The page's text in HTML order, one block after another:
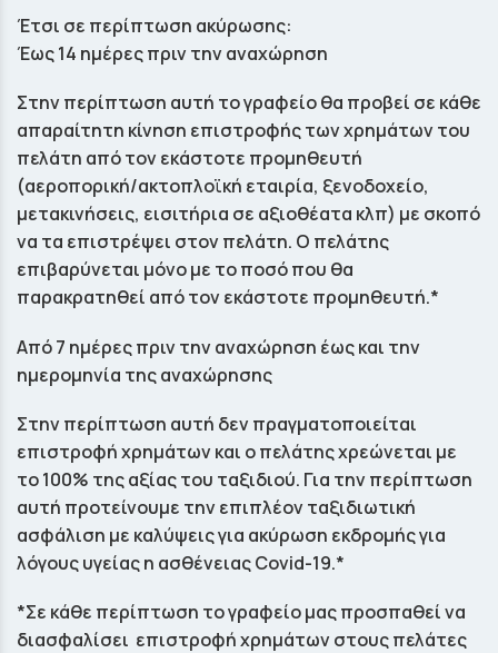
Έτσι σε περίπτωση ακύρωσης:
Έως 14 ημέρες πριν την αναχώρηση
Στην περίπτωση αυτή το γραφείο θα προβεί σε κάθε
απαραίτητη κίνηση επιστροφής των χρημάτων του
πελάτη από τον εκάστοτε προμηθευτή
(αεροπορική/ακτοπλοϊκή εταιρία, ξενοδοχείο,
μετακινήσεις, εισιτήρια σε αξιοθέατα κλπ) με σκοπό
να τα επιστρέψει στον πελάτη. Ο πελάτης
επιβαρύνεται μόνο με το ποσό που θα
παρακρατηθεί από τον εκάστοτε προμηθευτή.*
Από 7 ημέρες πριν την αναχώρηση έως και την
ημερομηνία της αναχώρησης
Στην περίπτωση αυτή δεν πραγματοποιείται
επιστροφή χρημάτων και ο πελάτης χρεώνεται με
το 100% της αξίας του ταξιδιού. Για την περίπτωση
αυτή προτείνουμε την επιπλέον ταξιδιωτική
ασφάλιση με καλύψεις για ακύρωση εκδρομής για
λόγους υγείας η ασθένειας Covid-19.*
*Σε κάθε περίπτωση το γραφείο μας προσπαθεί να
διασφαλίσει επιστροφή χρημάτων στους πελάτες